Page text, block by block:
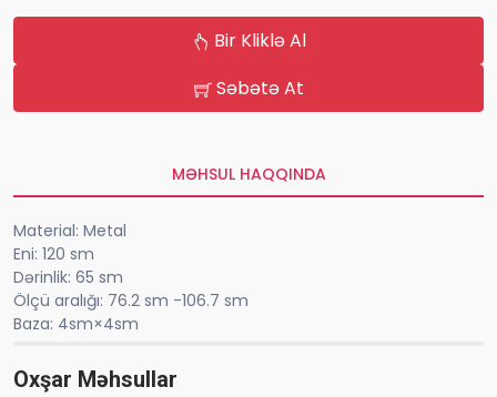
Bir Kliklə Al
Səbətə At
MƏHSUL HAQQINDA
Material: Metal
Eni: 120 sm
Dərinlik: 65 sm
Ölçü aralığı: 76.2 sm -106.7 sm
Baza: 4sm×4sm
Oxşar Məhsullar